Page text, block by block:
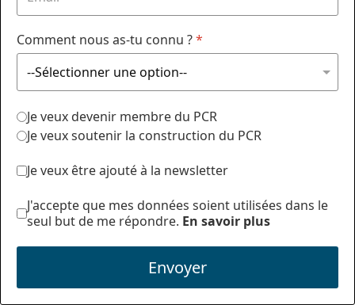
Comment nous as-tu connu ?*
Je veux devenir membre du PCR
Je veux soutenir la construction du PCR
Je veux être ajouté à la newsletter
J'accepte que mes données soient utilisées dans le
seul but de me répondre. En savoir plus
Envoyer